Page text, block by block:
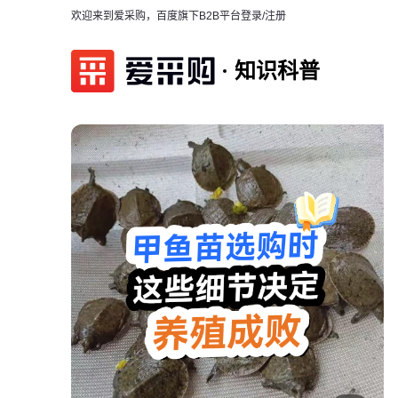
欢迎来到爱采购，百度旗下B2B平台登录/注册
知识科普